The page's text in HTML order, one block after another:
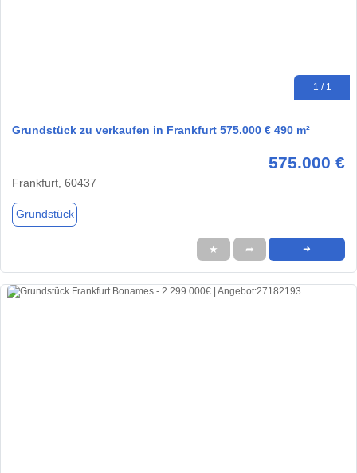
1 / 1
Grundstück zu verkaufen in Frankfurt 575.000 € 490 m²
575.000 €
Frankfurt, 60437
Grundstück
★ ➦ ➜